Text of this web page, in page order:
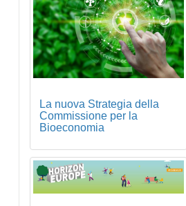
La nuova Strategia della
Commissione per la
Bioeconomia